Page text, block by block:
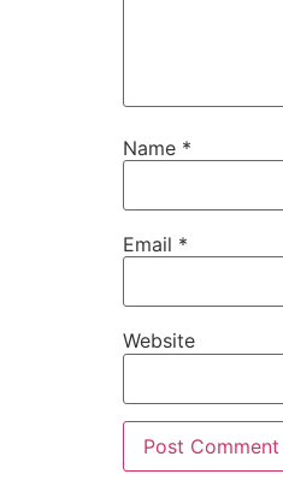
Name *
Email *
Website